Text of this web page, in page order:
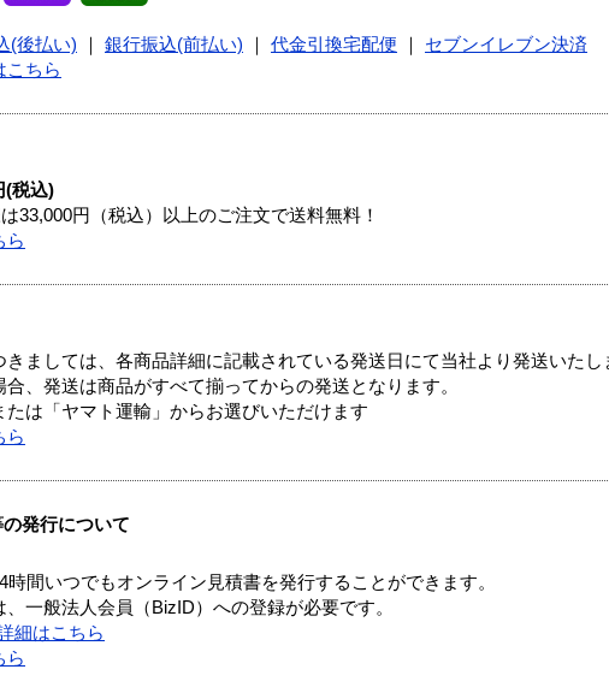
(後払い) 銀行振込(前払い) 代金引換宅配便
セブンイレブン決済
こちら
(税込)
33,000円（税込）以上のご注文で送料無料！
ら
ましては、各商品詳細に記載されている発送日にて当社より発送いたし
、発送は商品がすべて揃ってからの発送となります。
は「ヤマト運輸」からお選びいただけます
ら
発行について
間いつでもオンライン見積書を発行することができます。
一般法人会員（BizID）への登録が必要です。
細はこちら
ら